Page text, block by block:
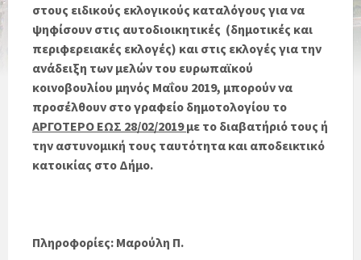
στους ειδικούς εκλογικούς καταλόγους για να
ψηφίσουν στις αυτοδιοικητικές (δημοτικές και
περιφερειακές εκλογές) και στις εκλογές για την
ανάδειξη των μελών του ευρωπαϊκού
κοινοβουλίου μηνός Μαΐου 2019, μπορούν να
προσέλθουν στο γραφείο δημοτολογίου το
ΑΡΓΟΤΕΡΟ ΕΩΣ 28/02/2019με το διαβατήριό τους ή
την αστυνομική τους ταυτότητα και αποδεικτικό
κατοικίας στο Δήμο.
Πληροφορίες: Μαρούλη Π.